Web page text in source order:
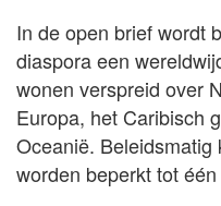
In de open brief wordt
diaspora een
wonen verspreid over
Europa, het Caribisch
Oceanië.
worden beperkt tot